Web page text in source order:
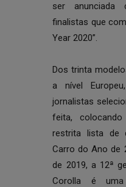
ser
finalistas que
Year 2020”.
Dos trinta
a nível
jornalistas
feita,
restrita lista de
Carro do Ano de
de 2019, a 12ª
Corolla é